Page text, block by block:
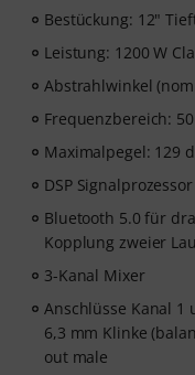
Bestückung: 12"
Leistung: 1200 W
Abstrahlwinkel
Frequenzbereich:
Maximalpegel: 129
DSP
Bluetooth 5.0 für
Kopplung zweier
3-Kanal Mixer
Anschlüsse Kanal 1
6,3 mm Klinke
out male